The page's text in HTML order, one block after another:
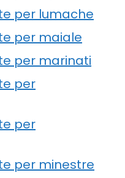
per lumache
per maiale
per marinati
per
per
per minestre